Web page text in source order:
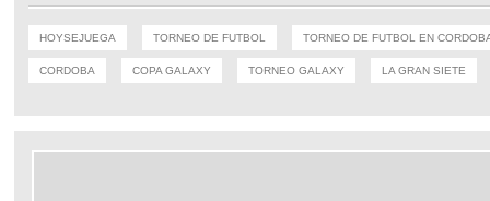
HOYSEJUEGA TORNEO DE FUTBOL TORNEO DE FUTBOL EN
CORDOBA COPA GALAXY TORNEO GALAXY LA GRAN SIETE